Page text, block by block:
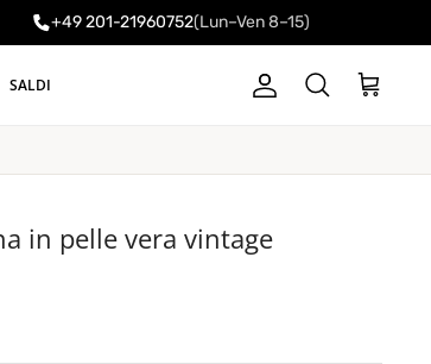
+49 201-21960752(Lun–Ven 8–15)
SALDI Account
Cerca Carrello
in pelle vera vintage